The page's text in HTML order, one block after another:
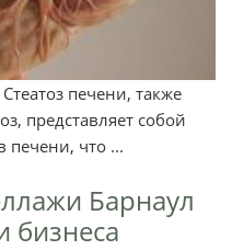
печени, также
представляет собой
печени, что ...
Барнаул
бизнеса